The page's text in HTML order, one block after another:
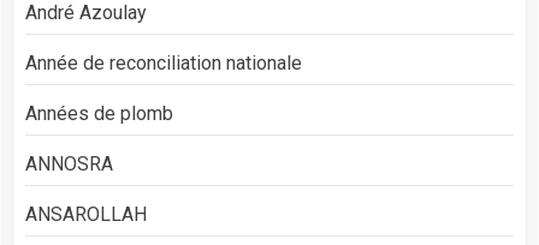
André Azoulay
Année de reconciliation nationale
Années de plomb
ANNOSRA
ANSAROLLAH